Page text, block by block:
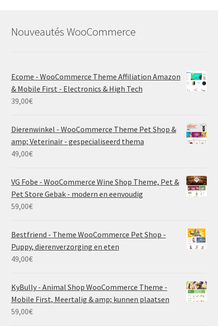
Nouveautés WooCommerce
Ecome - WooCommerce Theme Affiliation Amazon
& Mobile First - Electronics & High Tech
39,00€
Dierenwinkel - WooCommerce Theme Pet Shop &
amp; Veterinair - gespecialiseerd thema
49,00€
VG Fobe - WooCommerce Wine Shop Theme, Pet &
Pet Store Gebak - modern en eenvoudig
59,00€
Bestfriend - Theme WooCommerce Pet Shop -
Puppy, dierenverzorging en eten
49,00€
KyBully - Animal Shop WooCommerce Theme -
Mobile First, Meertalig & amp; kunnen plaatsen
59,00€